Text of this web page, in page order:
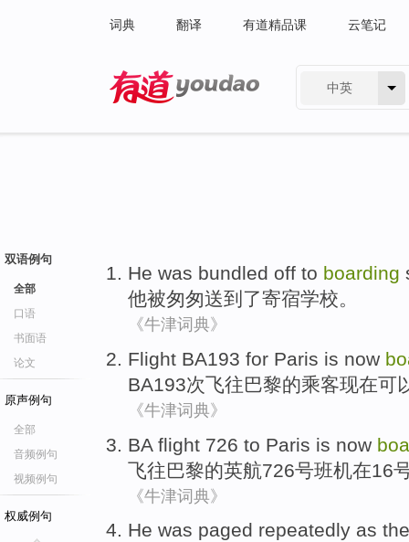
词典 翻译 有道精品课 云笔记
中英
双语例句
全部
口语
书面语
论文
原声例句
全部
音频例句
视频例句
权威例句
He was bundled off to boarding
他被匆匆送到了寄宿学校。
《牛津词典》
Flight BA193 for Paris is now
BA193次飞往巴黎的乘客现在可
《牛津词典》
BA flight 726 to Paris is now
飞往巴黎的英航726号班机在16
《牛津词典》
He was paged repeatedly as